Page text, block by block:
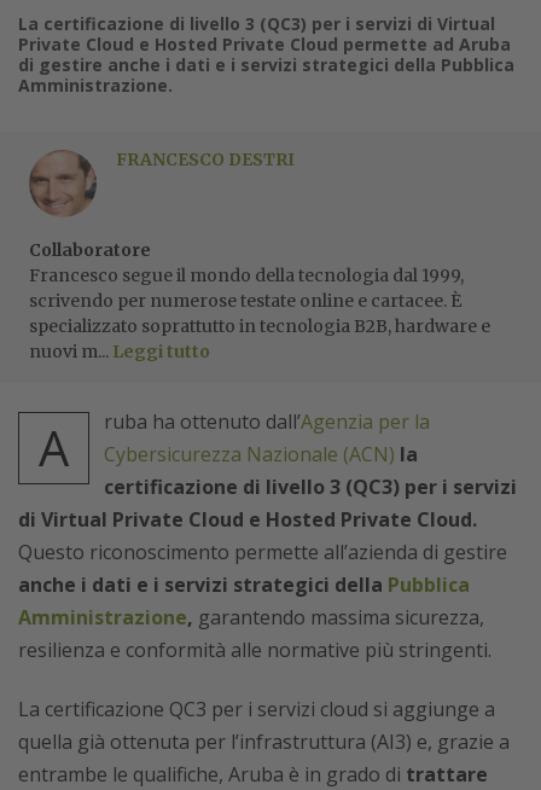
La certificazione di livello 3 (QC3) per i servizi di Virtual
Private Cloud e Hosted Private Cloud permette ad Aruba
di gestire anche i dati e i servizi strategici della Pubblica
Amministrazione.
FRANCESCO DESTRI
Collaboratore
Francesco segue il mondo della tecnologia dal 1999,
scrivendo per numerose testate online e cartacee. È
specializzato soprattutto in tecnologia B2B, hardware e
nuovi m... Leggi tutto
A ruba ha ottenuto dall’Agenzia per la
Cybersicurezza Nazionale (ACN) la
certificazione di livello 3 (QC3) per i servizi
di Virtual Private Cloud e Hosted Private Cloud.
Questo riconoscimento permette all’azienda di gestire
anche i dati e i servizi strategici della Pubblica
Amministrazione, garantendo massima sicurezza,
resilienza e conformità alle normative più stringenti.
La certificazione QC3 per i servizi cloud si aggiunge a
quella già ottenuta per l’infrastruttura (AI3) e, grazie a
entrambe le qualifiche, Aruba è in grado di trattare